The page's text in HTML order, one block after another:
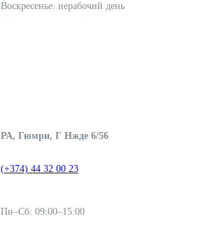
Воскресенье: нерабочий день
РА, Гюмри, Г Нжде 6/56
(+374) 44 32 00 23
Пн–Сб: 09:00–15:00